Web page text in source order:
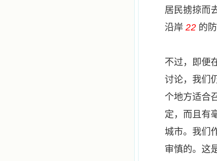
居民掳掠而
沿岸 22 的
不过，即便
讨论，我们
个地方适合
定，而且有
城市。我们
审慎的。这